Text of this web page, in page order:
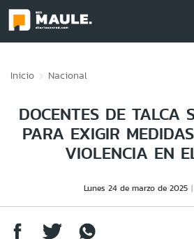
Inicio Nacional
DOCENTES DE TALCA
PARA EXIGIR
VIOLENCIA EN
Lunes 24 de marzo de 2025